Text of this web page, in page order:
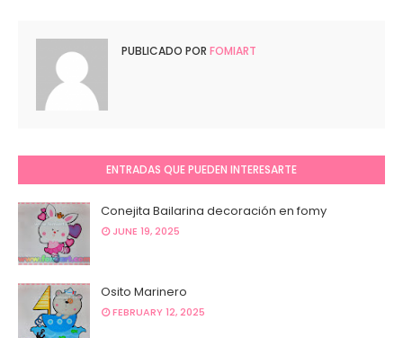
PUBLICADO POR FOMIART
ENTRADAS QUE PUEDEN INTERESARTE
Conejita Bailarina decoración en fomy
JUNE 19, 2025
Osito Marinero
FEBRUARY 12, 2025